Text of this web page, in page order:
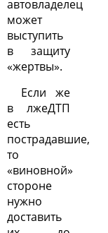
автовладелец
может
выступить
в защиту
«жертвы».
Если же
в лжеДТП
есть
пострадавшие,
то
«виновной»
стороне
нужно
доставить